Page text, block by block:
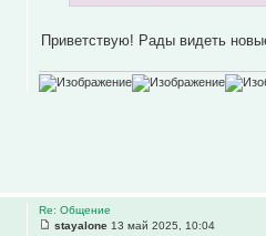
Приветствую! Рады видеть
Re: Общение
stayalone 13 май 2025, 10:04